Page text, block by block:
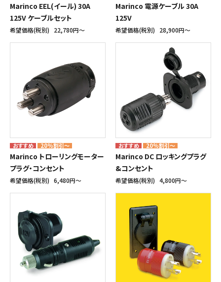
Marinco EEL(イール) 30A
125V ケーブルセット
希望価格(税別) 22,780円〜
Marinco 電源ケーブル 30A
125V
希望価格(税別) 28,900円〜
20%割引～
Marinco トローリングモーター
プラグ・コンセント
希望価格(税別) 6,480円〜
20%割引～
Marinco DC ロッキングプラグ
&コンセント
希望価格(税別) 4,800円〜